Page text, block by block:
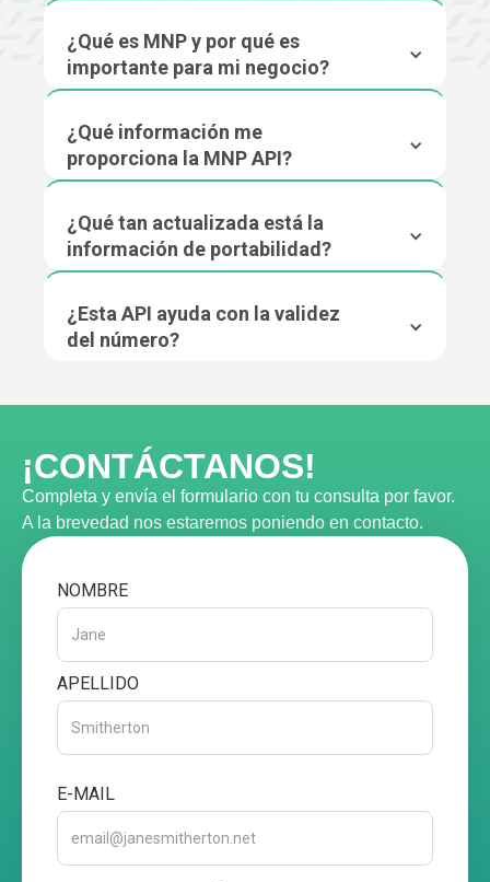
¿Qué es MNP y por qué es
importante para mi negocio?
¿Qué información me
proporciona la MNP API?
¿Qué tan actualizada está la
información de portabilidad?
¿Esta API ayuda con la validez
del número?
¡CONTÁCTANOS!
Completa y envía el formulario con tu consulta por favor.
A la brevedad nos estaremos poniendo en contacto.
NOMBRE
APELLIDO
E-MAIL